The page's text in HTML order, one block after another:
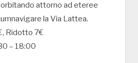
orbitando attorno ad eteree
la Via Lattea.
Ridotto 7€
– 18:00